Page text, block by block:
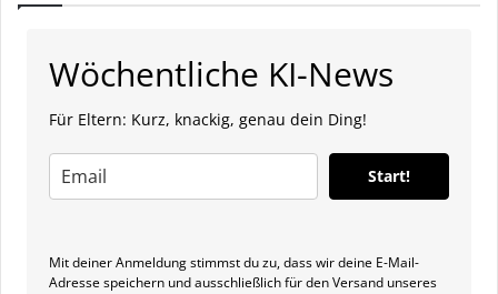
Wöchentliche KI-News
Für Eltern: Kurz, knackig, genau dein Ding!
Start!
Mit deiner Anmeldung stimmst du zu, dass wir deine E-Mail-
Adresse speichern und ausschließlich für den Versand unseres